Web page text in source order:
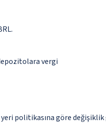
vergi
politikasına göre